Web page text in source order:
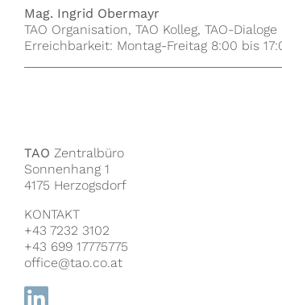
Mag. Ingrid Obermayr
TAO Organisation, TAO Kolleg, TAO-Dialoge
Erreichbarkeit: Montag-Freitag 8:00 bis
TAO Zentralbüro
Sonnenhang 1
4175 Herzogsdorf
KONTAKT
+43 7232 3102
+43 699 17775775
office@tao.co.at